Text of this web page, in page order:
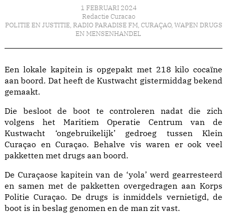
1 FEBRUARI 2024
Redactie Curacao
POLITIE EN JUSTITIE, RADIO PARADISE FM, CURAÇAO, WAPEN DRUGS
EN MENSENHANDEL
Een lokale kapitein is opgepakt met 218 kilo cocaïne
aan boord. Dat heeft de Kustwacht gistermiddag bekend
gemaakt.
Die besloot de boot te controleren nadat die zich
volgens het Maritiem Operatie Centrum van de
Kustwacht ‘ongebruikelijk’ gedroeg tussen Klein
Curaçao en Curaçao. Behalve vis waren er ook veel
pakketten met drugs aan boord.
De Curaçaose kapitein van de ‘yola’ werd gearresteerd
en samen met de pakketten overgedragen aan Korps
Politie Curaçao. De drugs is inmiddels vernietigd, de
boot is in beslag genomen en de man zit vast.